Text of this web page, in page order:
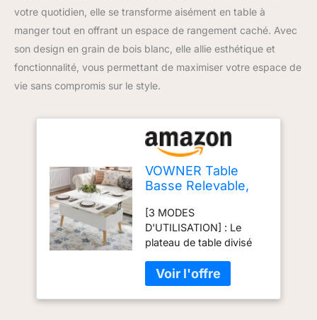
votre quotidien, elle se transforme aisément en table à
manger tout en offrant un espace de rangement caché. Avec
son design en grain de bois blanc, elle allie esthétique et
fonctionnalité, vous permettant de maximiser votre espace de
vie sans compromis sur le style.
VOWNER Table
Basse Relevable,
Multifonctionnelle 3
en 1, Extensible en
à Manger de Salon,
Plateau Relevable,
avec Rangement
Caché, Grain de
Bois Blanc
[3 MODES
D'UTILISATION] : Le
plateau de table divisé
différentes directions
pour offrir deux espaces
d'utilisation